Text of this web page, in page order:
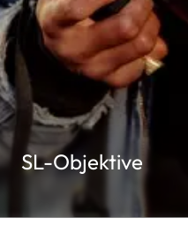
SL-Objektive